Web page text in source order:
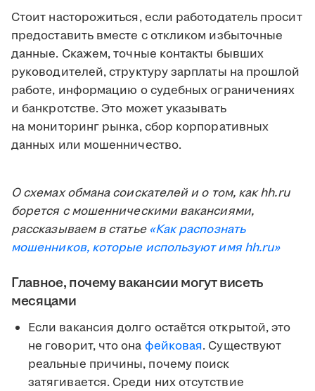
Стоит насторожиться, если работодатель просит
предоставить вместе с откликом избыточные
данные. Скажем, точные контакты бывших
руководителей, структуру зарплаты на прошлой
работе, информацию о судебных ограничениях
и банкротстве. Это может указывать
на мониторинг рынка, сбор корпоративных
данных или мошенничество.
О схемах обмана соискателей и о том, как hh.ru
борется с мошенническими вакансиями,
рассказываем в статье«Как распознать
мошенников, которые используют имя hh.ru»
Главное, почему вакансии могут висеть
месяцами
Если вакансия долго остаётся открытой, это
не говорит, что она фейковая. Существуют
реальные причины, почему поиск
затягивается. Среди них отсутствие